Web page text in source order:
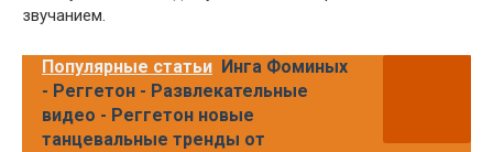
звучанием.
Популярные статьи Инга Фоминых
- Реггетон - Развлекательные
видео - Реггетон новые
танцевальные тренды от